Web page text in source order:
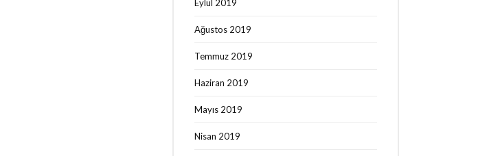
Eylül 2019
Ağustos 2019
Temmuz 2019
Haziran 2019
Mayıs 2019
Nisan 2019